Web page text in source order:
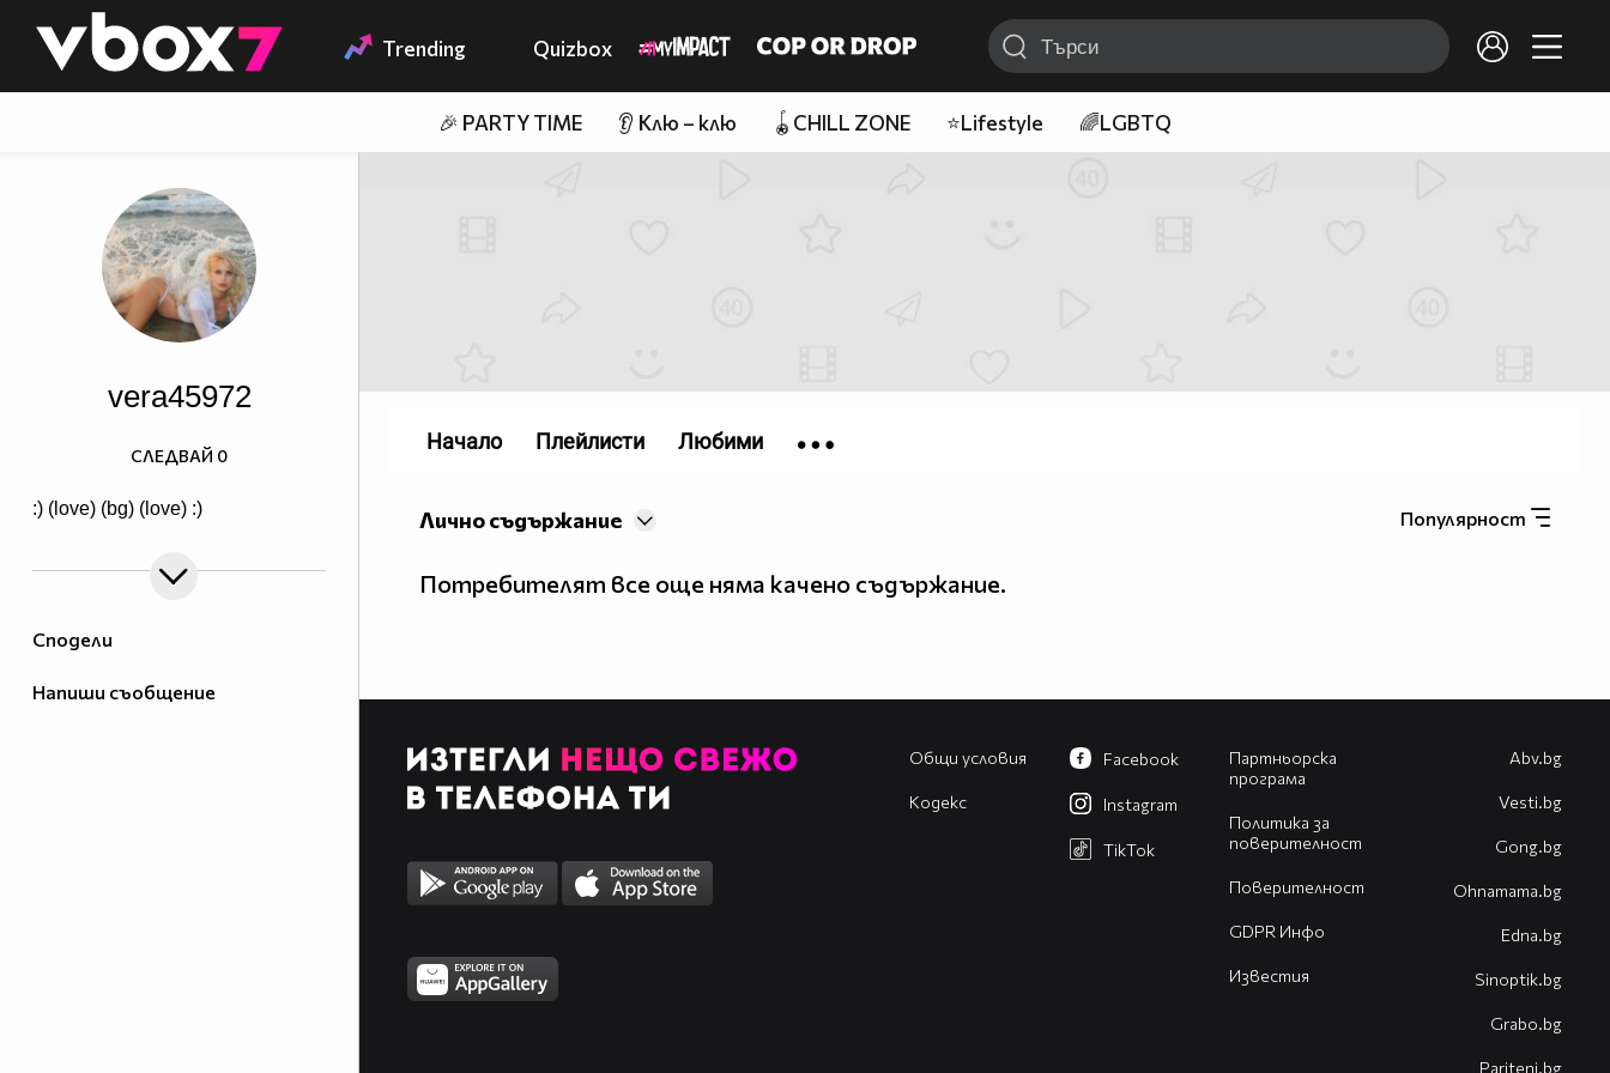
👾 Trending Quizbox
🎉 PARTY TIME 👂 Клю – клю 🪀CHILL ZONE ⭐Lifestyle 🌈LGBTQ
Сподели
Напиши съобщение
vera45972
:) (love) (bg) (love) :)
СЛЕДВАЙ 0
Популярност
Лично съдържание
Потребителят все още няма качено съдържание.
Начало Плейлисти Любими
Общи условия
Кодекс
Партньорска
програма
Политика за
поверителност
Поверителност
GDPR Инфо
Известия
Facebook
Instagram
TikTok
Abv.bg
Vesti.bg
Gong.bg
Оhnamama.bg
Edna.bg
Sinoptik.bg
Grabo.bg
Pariteni.bg